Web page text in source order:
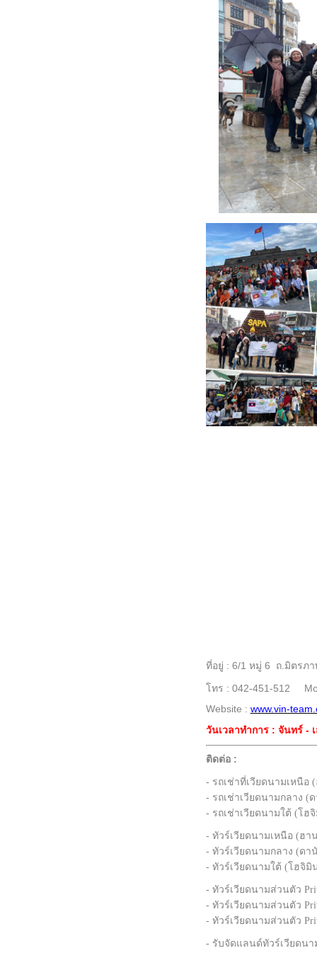
ที่อยู่ : 6/1 หมู่ 6 ถ.มิตรภ
โทร : 042-451-512
Website : www.vin-
วันเวลาทำการ : จันทร์ -
ติดต่อ :
- รถเช่าที่เวียดนามเหนือ
- รถเช่าเวียดนามกลาง (
- รถเช่าเวียดนามใต้ (โฮ
- ทัวร์เวียดนามเหนือ (ฮา
- ทัวร์เวียดนามกลาง (ดา
- ทัวร์เวียดนามใต้ (โฮจิ
- ทัวร์เวียดนามส่วนตัว
- ทัวร์เวียดนามส่วนตัว
- ทัวร์เวียดนามส่วนตัว
- รับจัดแลนด์ทัวร์เวียดนา